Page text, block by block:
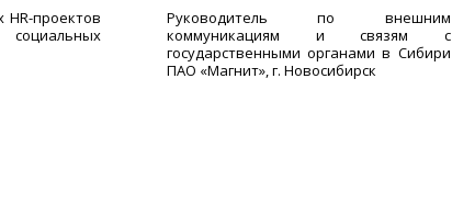
проектов
Руководитель по внешним
коммуникациям и связям с
государственными органами в Сибири
ПАО «Магнит», г. Новосибирск